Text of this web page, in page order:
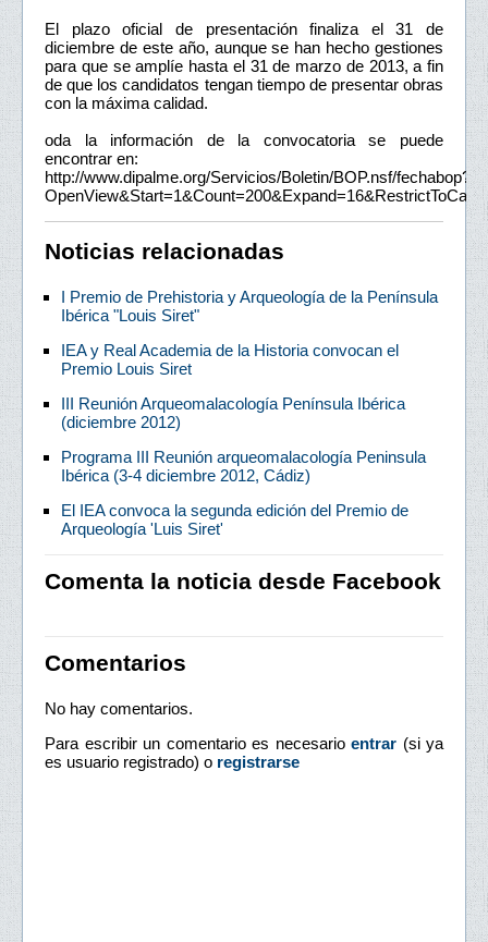
El plazo oficial de presentación finaliza el 31 de
diciembre de este año, aunque se han hecho gestiones
para que se amplíe hasta el 31 de marzo de 2013, a fin
de que los candidatos tengan tiempo de presentar obras
con la máxima calidad.
oda la información de la convocatoria se puede
encontrar en:
http://www.dipalme.org/Servicios/Boletin/BOP.nsf/fechabop?
Noticias relacionadas
I Premio de Prehistoria y Arqueología de la Península
Ibérica "Louis Siret"
IEA y Real Academia de la Historia convocan el
Premio Louis Siret
III Reunión Arqueomalacología Península Ibérica
(diciembre 2012)
Programa III Reunión arqueomalacología Peninsula
Ibérica (3-4 diciembre 2012, Cádiz)
El IEA convoca la segunda edición del Premio de
Arqueología 'Luis Siret'
Comenta la noticia desde Facebook
Comentarios
No hay comentarios.
Para escribir un comentario es necesario entrar (si ya
es usuario registrado) o registrarse